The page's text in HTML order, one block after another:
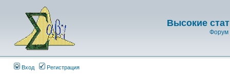
Высокие
Форум
Вход Регистрация